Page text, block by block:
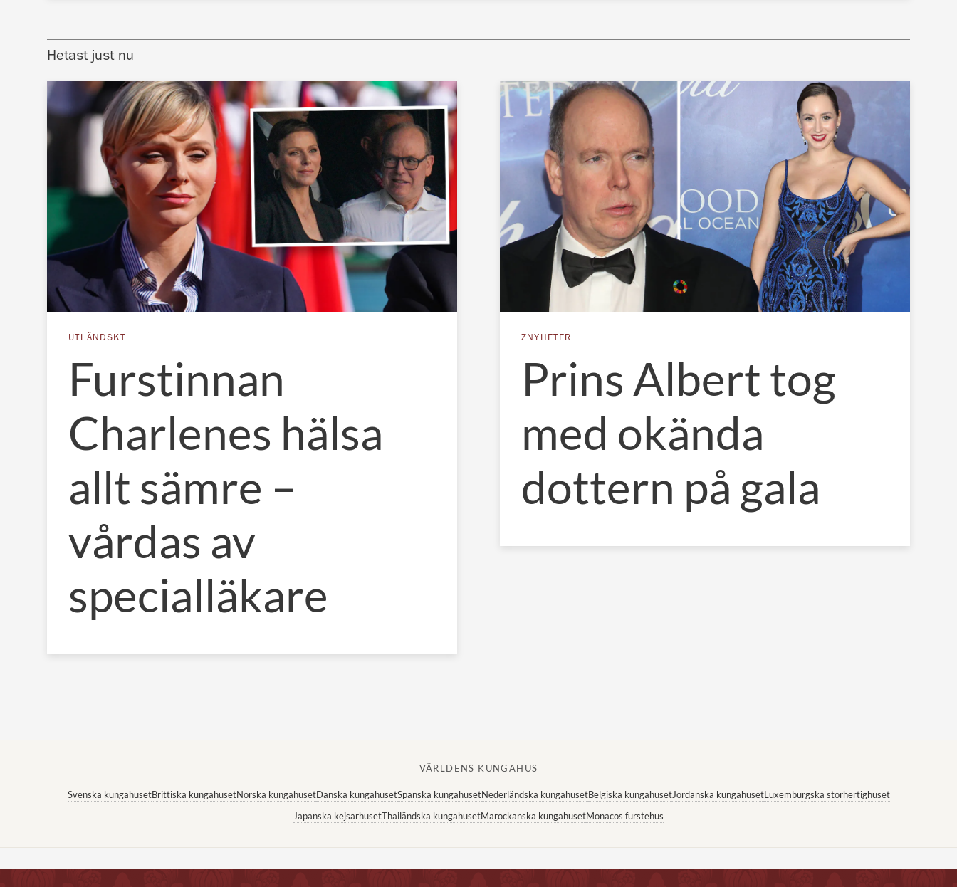
Hetast just nu
UTLÄNDSKT
Furstinnan
Charlenes hälsa
allt sämre –
vårdas av
specialläkare
ZNYHETER
Prins Albert tog
med okända
dottern på gala
VÄRLDENS KUNGAHUS
Svenska kungahusetBrittiska kungahusetNorska kungahusetDanska kungahusetSpanska kungahusetNederländska kungahusetBelgiska kungahusetJordanska kungahusetLuxemburgska storhertighuset
Japanska kejsarhusetThailändska kungahusetMarockanska kungahusetMonacos furstehus